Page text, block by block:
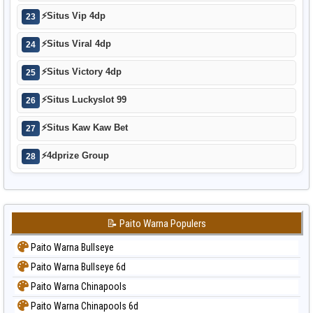
23 ⚡Situs Vip 4dp
24 ⚡Situs Viral 4dp
25 ⚡Situs Victory 4dp
26 ⚡Situs Luckyslot 99
27 ⚡Situs Kaw Kaw Bet
28 ⚡4dprize Group
📝 Paito Warna Populers
Paito Warna Bullseye
Paito Warna Bullseye 6d
Paito Warna Chinapools
Paito Warna Chinapools 6d